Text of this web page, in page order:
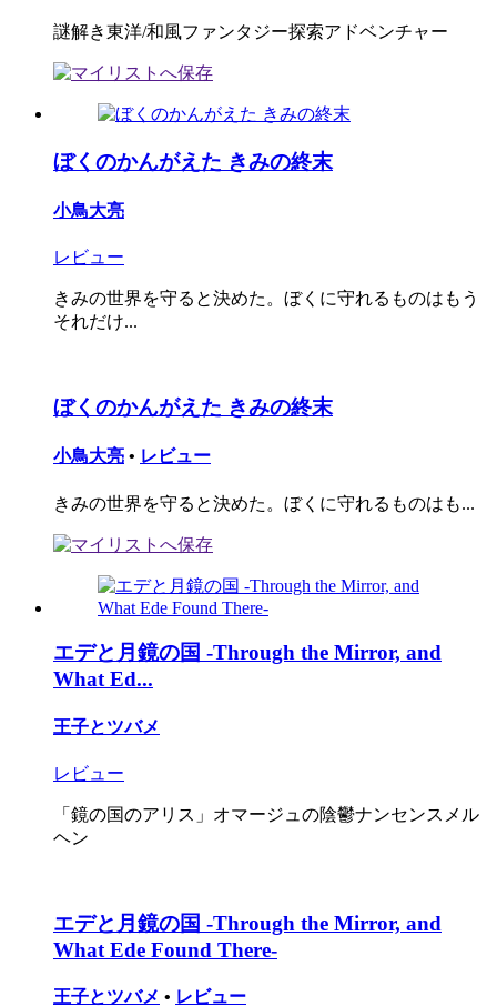
謎解き東洋/和風ファンタジー探索アドベンチャー
ぼくのかんがえた きみの終末
小鳥大亮
レビュー
きみの世界を守ると決めた。ぼくに守れるものはもう
それだけ...
ぼくのかんがえた きみの終末
小鳥大亮 • レビュー
きみの世界を守ると決めた。ぼくに守れるものはも...
エデと月鏡の国 -Through the Mirror, and
What Ed...
王子とツバメ
レビュー
「鏡の国のアリス」オマージュの陰鬱ナンセンスメル
ヘン
エデと月鏡の国 -Through the Mirror, and
What Ede Found There-
王子とツバメ • レビュー